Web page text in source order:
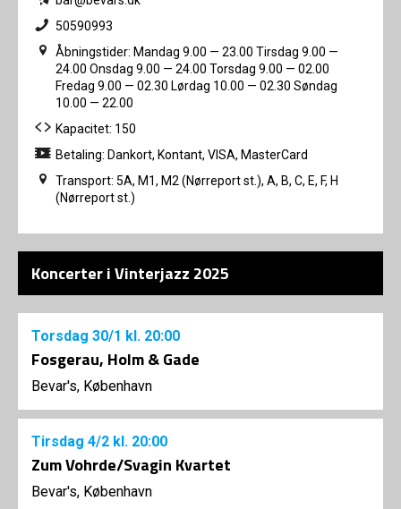
50590993
Åbningstider: Mandag 9.00 — 23.00 Tirsdag 9.00 —
24.00 Onsdag 9.00 — 24.00 Torsdag 9.00 — 02.00
Fredag 9.00 — 02.30 Lørdag 10.00 — 02.30 Søndag
10.00 — 22.00
Kapacitet: 150
Betaling: Dankort, Kontant, VISA, MasterCard
Transport: 5A, M1, M2 (Nørreport st.), A, B, C, E, F, H
(Nørreport st.)
Koncerter i Vinterjazz 2025
Torsdag 30/1 kl. 20:00
Fosgerau, Holm & Gade
Bevar's, København
Tirsdag 4/2 kl. 20:00
Zum Vohrde/Svagin Kvartet
Bevar's, København